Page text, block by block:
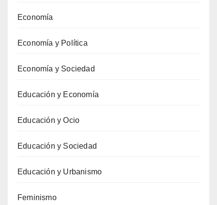
Economía
Economía y Política
Economía y Sociedad
Educación y Economía
Educación y Ocio
Educación y Sociedad
Educación y Urbanismo
Feminismo